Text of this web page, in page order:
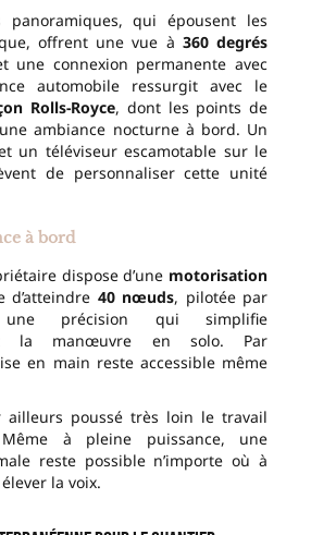
panoramiques, qui épousent les
offrent une vue à 360 degrés
une connexion permanente avec
automobile ressurgit avec le
Rolls-Royce, dont les points de
ambiance nocturne à bord. Un
un téléviseur escamotable sur le
de personnaliser cette unité
à bord
dispose d’une motorisation
d’atteindre 40 nœuds, pilotée par
précision qui simplifie
la manœuvre en solo. Par
en main reste accessible même
ailleurs poussé très loin le travail
Même à pleine puissance, une
reste possible n’importe où à
la voix.